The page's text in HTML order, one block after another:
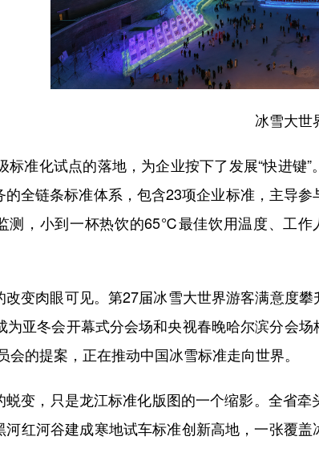
冰雪大世
准化试点的落地，为企业按下了发展“快进键”
全链条标准体系，包含23项企业标准，主导
测，小到一杯热饮的65℃最佳饮用温度、工
肉眼可见。第27届冰雪大世界游客满意度攀
为亚冬会开幕式分会场和央视春晚哈尔滨分会
会的提案，正在推动中国冰雪标准走向世界。
，只是龙江标准化版图的一个缩影。全省牵
河红河谷建成寒地试车标准创新高地，一张覆